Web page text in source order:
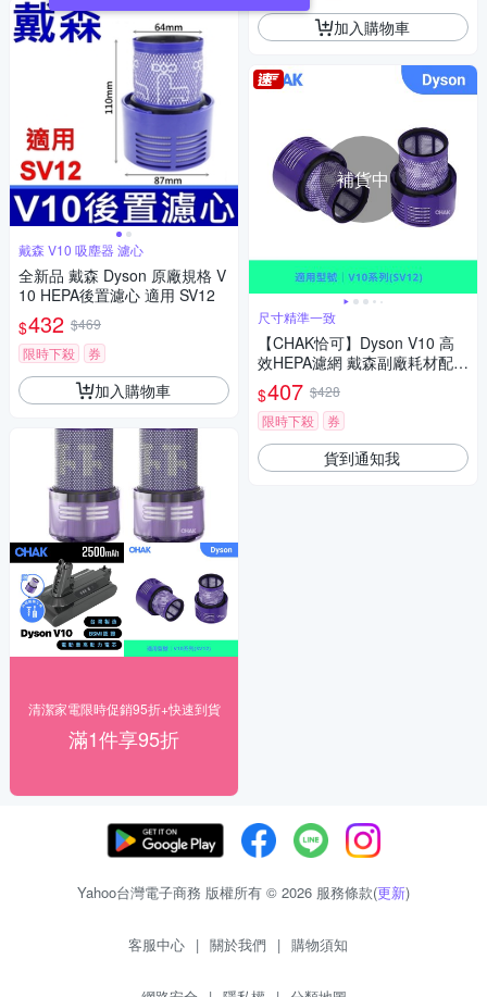
戴森 V10 吸塵器 濾心
全新品 戴森 Dyson 原廠規格 V
10 HEPA後置濾心 適用 SV12
$432 $469
限時下殺
券
加入購物車
清潔家電限時促銷95折+快速到貨
滿1件享95折
加入購物車
補貨中
尺寸精準一致
【CHAK恰可】Dyson V10 高
效HEPA濾網 戴森副廠耗材配件
(適用SV12機型 2入組)
$407 $428
限時下殺
券
貨到通知我
Yahoo台灣電子商務 版權所有 © 2026 服務條款(更新)
客服中心 | 關於我們 | 購物須知